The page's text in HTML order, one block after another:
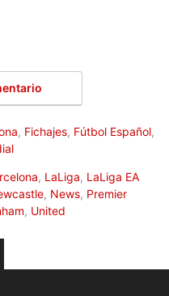
, Fichajes, Fútbol Español,
, LaLiga, LaLiga EA
, News, Premier
, United